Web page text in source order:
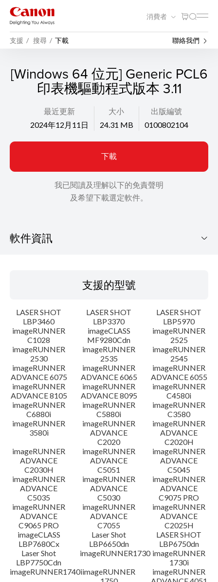
消費者
支援 搜尋 下載 聯絡我們
[Windows 64 位元] Generic PCL6
印表機驅動程式版本 3.11
最近更新
2024年12月11日
大小
24.31 MB
出版編號
0100802104
下載
我已閱讀及理解以下的免責聲明
及希望下載選定軟件。
軟件資訊
語言
設置說明
檔案資料
免責聲明
支援的型號
LASER SHOT
LBP3460
LASER SHOT
LBP3370
LASER SHOT
LBP5970
imageRUNNER
C1028
imageCLASS
MF9280Cdn
imageRUNNER
2525
imageRUNNER
2530
imageRUNNER
2535
imageRUNNER
2545
imageRUNNER
ADVANCE 6075
imageRUNNER
ADVANCE 6065
imageRUNNER
ADVANCE 6055
imageRUNNER
ADVANCE 8105
imageRUNNER
ADVANCE 8095
imageRUNNER
C4580i
imageRUNNER
C6880i
imageRUNNER
C5880i
imageRUNNER
C3580
imageRUNNER
3580i
imageRUNNER
ADVANCE
C2020
imageRUNNER
ADVANCE
C2020H
imageRUNNER
ADVANCE
C2030H
imageRUNNER
ADVANCE
C5051
imageRUNNER
ADVANCE
C5045
imageRUNNER
ADVANCE
C5035
imageRUNNER
ADVANCE
C5030
imageRUNNER
ADVANCE
C9075 PRO
imageRUNNER
ADVANCE
C9065 PRO
imageRUNNER
ADVANCE
C7055
imageRUNNER
ADVANCE
C2025H
imageCLASS
LBP7680Cx
Laser Shot
LBP6650dn
LASER SHOT
LBP6750dn
Laser Shot
LBP7750Cdn
imageRUNNER1730 imageRUNNER
1730i
imageRUNNER1740iimageRUNNER
imageRUNNER